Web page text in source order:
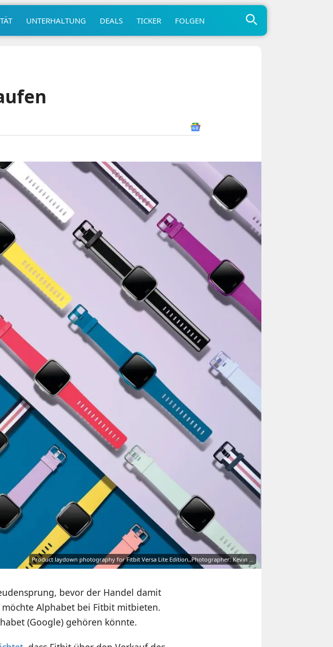
UNTERHALTUNG DEALS TICKER FOLGEN
Product laydown photography for Fitbit Versa Lite Edition,,Photographer: Kevin …
bevor der Handel damit
Alphabet bei Fitbit mitbieten.
(Google) gehören könnte.